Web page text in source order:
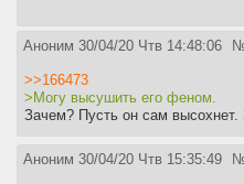
Аноним 30/04/20 Чтв 14:48:06
>>166473
>Могу высушить его феном.
Зачем? Пусть он сам высохнет.
Аноним 30/04/20 Чтв 15:35:49